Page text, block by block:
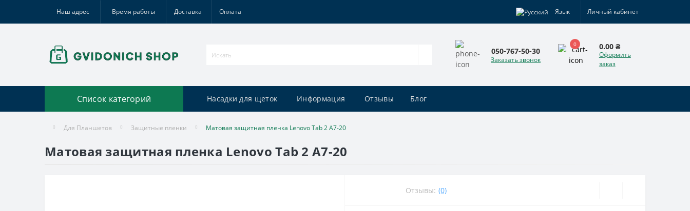
Наш адрес Время работы Доставка Оплата Язык Личный кабинет
050-767-50-30
Заказать звонок
0 0.00 ₴
Оформить
заказ
Список категорий Насадки для щеток Информация Отзывы Блог
Для Планшетов Защитные пленки Матовая защитная пленка Lenovo Tab 2 A7-20
Матовая защитная пленка Lenovo Tab 2 A7-20
Отзывы: (0)